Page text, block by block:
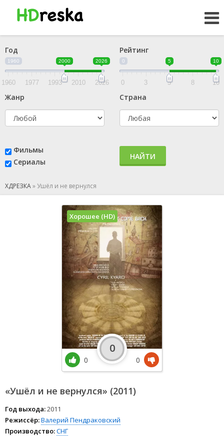
Год
1960 2000 2026
1960 1977 1993 2010 2026
Рейтинг
0 5 10
0 3 5 8 10
Жанр Страна
Фильмы
Сериалы
НАЙТИ
ХДРЕЗКА» Ушёл и не вернулся
«Ушёл и не вернулся» (2011)
Год выхода:2011
Режиссёр:Валерий Пендраковский
Производство:СНГ
Хорошее (HD)
0
0
0